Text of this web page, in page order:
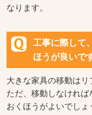
なります。
工事に際して
ほうが良いで
大きな家具の移動はリ
ただ、移動しなけれ
おくほうがよいでしょ